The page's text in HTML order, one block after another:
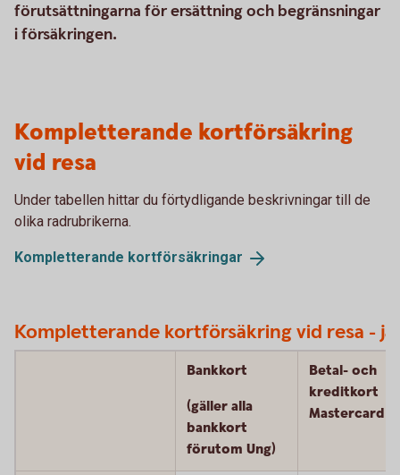
förutsättningarna för ersättning och begränsningar
i försäkringen.
Kompletterande kortförsäkring
vid resa
Under tabellen hittar du förtydligande beskrivningar till de
olika radrubrikerna.
Kompletterande kortförsäkringar
Kompletterande kortförsäkring vid resa -
Bankkort
(gäller alla
bankkort
förutom Ung)
Betal- och
kreditkort
Mastercard